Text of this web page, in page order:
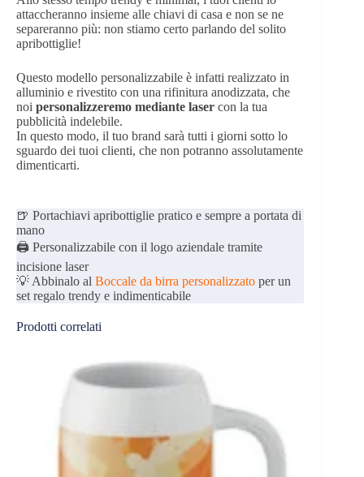
attaccheranno insieme alle chiavi di casa e non se ne
separeranno più: non stiamo certo parlando del solito
apribottiglie!
Questo modello personalizzabile è infatti realizzato in
alluminio e rivestito con una rifinitura anodizzata, che
noi personalizzeremo mediante laser con la tua
pubblicità indelebile.
In questo modo, il tuo brand sarà tutti i giorni sotto lo
sguardo dei tuoi clienti, che non potranno assolutamente
dimenticarti.
🍺 Portachiavi apribottiglie pratico e sempre a portata di
mano
🖨️ Personalizzabile con il logo aziendale tramite
incisione laser
💡 Abbinalo al Boccale da birra personalizzato per un
set regalo trendy e indimenticabile
Prodotti correlati